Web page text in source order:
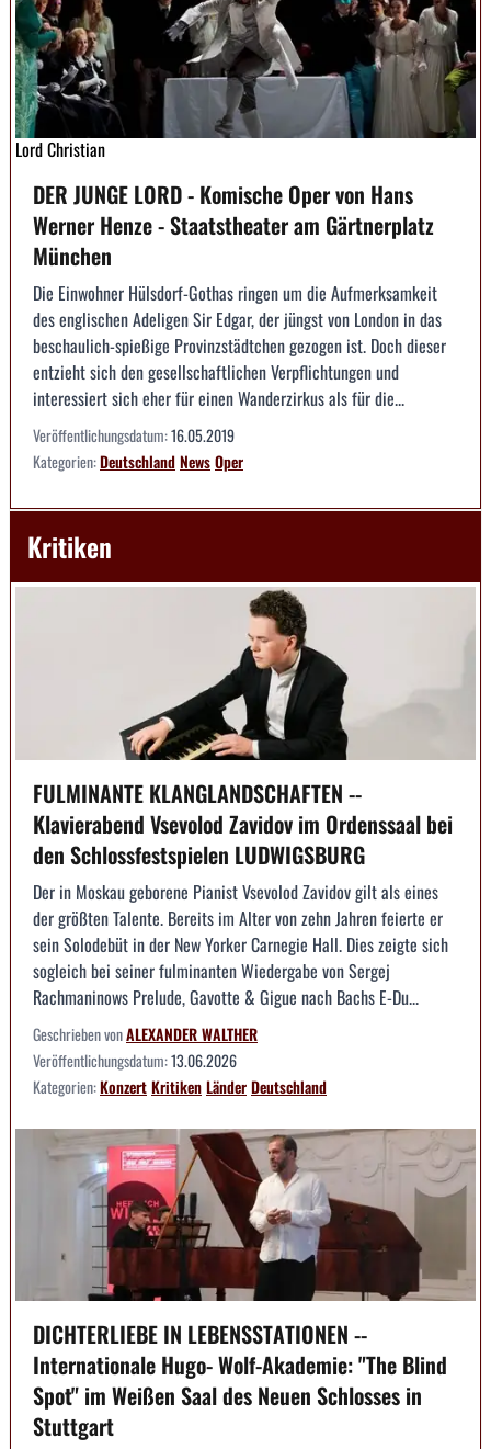
Lord Christian
DER JUNGE LORD - Komische Oper von Hans
Werner Henze - Staatstheater am Gärtnerplatz
München
Die Einwohner Hülsdorf-Gothas ringen um die Aufmerksamkeit
des englischen Adeligen Sir Edgar, der jüngst von London in das
beschaulich-spießige Provinzstädtchen gezogen ist. Doch dieser
entzieht sich den gesellschaftlichen Verpflichtungen und
interessiert sich eher für einen Wanderzirkus als für die...
Veröffentlichungsdatum:16.05.2019
Kategorien:DeutschlandNewsOper
Kritiken
FULMINANTE KLANGLANDSCHAFTEN --
Klavierabend Vsevolod Zavidov im Ordenssaal bei
den Schlossfestspielen LUDWIGSBURG
Der in Moskau geborene Pianist Vsevolod Zavidov gilt als eines
der größten Talente. Bereits im Alter von zehn Jahren feierte er
sein Solodebüt in der New Yorker Carnegie Hall. Dies zeigte sich
sogleich bei seiner fulminanten Wiedergabe von Sergej
Rachmaninows Prelude, Gavotte & Gigue nach Bachs E-Du...
Geschrieben vonALEXANDER WALTHER
Veröffentlichungsdatum:13.06.2026
Kategorien:KonzertKritikenLänderDeutschland
DICHTERLIEBE IN LEBENSSTATIONEN --
Internationale Hugo- Wolf-Akademie: "The Blind
Spot" im Weißen Saal des Neuen Schlosses in
Stuttgart